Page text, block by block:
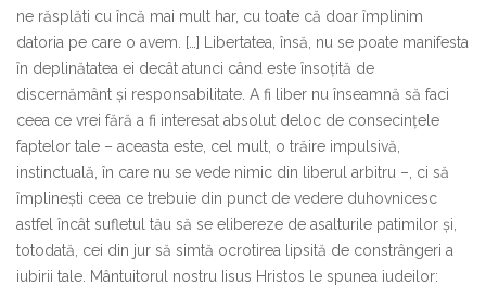
ne răsplăti cu încă mai mult har, cu toate că doar împlinim
datoria pe care o avem. […] Libertatea, însă, nu se poate manifesta
în deplinătatea ei decât atunci când este însoțită de
discernământ și responsabilitate. A fi liber nu înseamnă să faci
ceea ce vrei fără a fi interesat absolut deloc de consecințele
faptelor tale – aceasta este, cel mult, o trăire impulsivă,
instinctuală, în care nu se vede nimic din liberul arbitru –, ci să
împlinești ceea ce trebuie din punct de vedere duhovnicesc
astfel încât sufletul tău să se elibereze de asalturile patimilor și,
totodată, cei din jur să simtă ocrotirea lipsită de constrângeri a
iubirii tale. Mântuitorul nostru Iisus Hristos le spunea iudeilor: